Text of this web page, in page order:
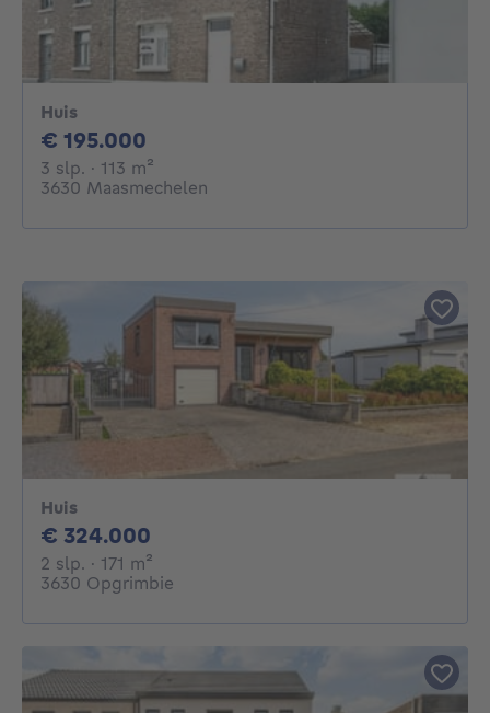
Huis
€ 195.000
3 slp. 3 slaapkamers
· 113 m²
3630 Maasmechelen
Huis
€ 324.000
2 slp. 2 slaapkamers
· 171 m²
3630 Opgrimbie